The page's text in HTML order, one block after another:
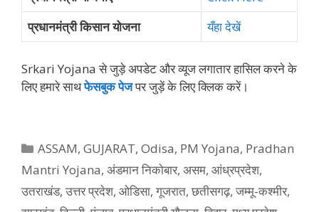
प्रधानमंत्री किसान योजना
यँहा देखें
Srkari Yojana से जुड़े अपडेट और व्‍यूज लगातार हासिल करने के
लिए हमारे साथफेसबुक पेजपर जुड़ें के ल‍िए क्‍ल‍िक करें।
Categories
ASSAM,GUJARAT,Odisa, PM Yojana, Pradhan
Mantri Yojana, अंडमान निकोबार, असम, आंध्रप्रदेश,
उतराखंड, उत्तर प्रदेश, ओडिसा, गूजरात, छतीसगढ़, जम्मू-कश्मीर,